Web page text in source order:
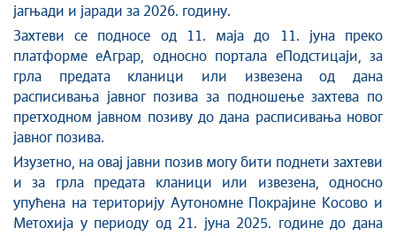
Интервјуи
Линкови
Издвојене теме
COVID-19 - архива
јагњади и јаради за 2026. годину.
Захтеви се подносе од 11. маја до 11. јуна преко
платформе еАграр, односно портала еПодстицаји, за
грла предата кланици или извезена од дана
расписивања јавног позива за подношење захтева по
претходном јавном позиву до дана расписивања новог
јавног позива.
Изузетно, на овај јавни позив могу бити поднети захтеви
и за грла предата кланици или извезена, односно
упућена на територију Аутономне Покрајине Косово и
Метохија у периоду од 21. јуна 2025. године до дана